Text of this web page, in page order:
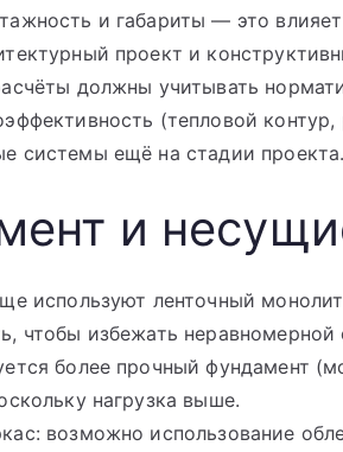
и габариты — это
проект и
должны учитывать
(тепловой
системы ещё на стадии проекта.
и
используют ленточный
чтобы избежать
более прочный фундамент
нагрузка выше.
возможно использование